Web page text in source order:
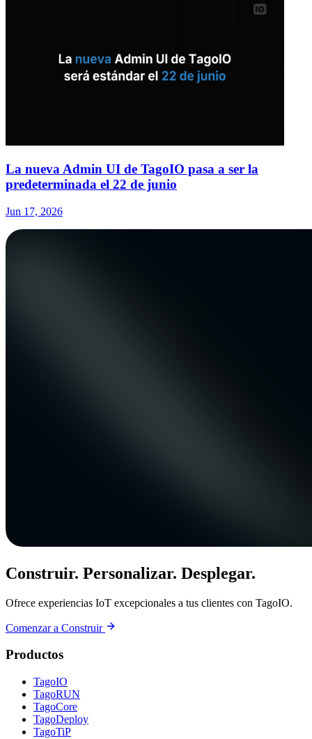
La nueva Admin UI de TagoIO pasa a ser la
predeterminada el 22 de junio
Jun 17, 2026
Construir. Personalizar. Desplegar.
Ofrece experiencias IoT excepcionales a tus clientes con TagoIO.
Comenzar a Construir
Productos
TagoIO
TagoRUN
TagoCore
TagoDeploy
TagoTiP